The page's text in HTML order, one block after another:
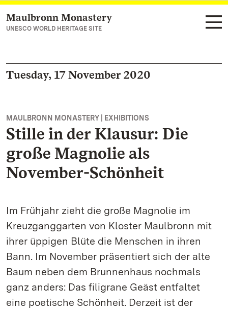
Navigate to main page
Maulbronn Monastery
UNESCO WORLD HERITAGE SITE
Tuesday, 17 November 2020
MAULBRONN MONASTERY | EXHIBITIONS
Stille in der Klausur: Die
große Magnolie als
November-Schönheit
Im Frühjahr zieht die große Magnolie im
Kreuzganggarten von Kloster Maulbronn mit
ihrer üppigen Blüte die Menschen in ihren
Bann. Im November präsentiert sich der alte
Baum neben dem Brunnenhaus nochmals
ganz anders: Das filigrane Geäst entfaltet
eine poetische Schönheit. Derzeit ist der